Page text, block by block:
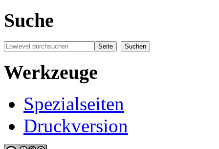
Suche
Werkzeuge
Spezialseiten
Druckversion